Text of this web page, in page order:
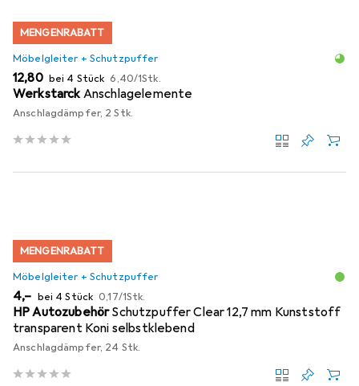
MENGENRABATT
Möbelgleiter + Schutzpuffer
EUR
12,80 bei 4 Stück EUR
6,40/1Stk.
WerkstarckAnschlagelemente
Anschlagdämpfer, 2 Stk.
MENGENRABATT
Möbelgleiter + Schutzpuffer
EUR
4,– bei 4 Stück EUR
0,17/1Stk.
HP AutozubehörSchutzpuffer Clear 12,7 mm Kunststoff
transparent Koni selbstklebend
Anschlagdämpfer, 24 Stk.